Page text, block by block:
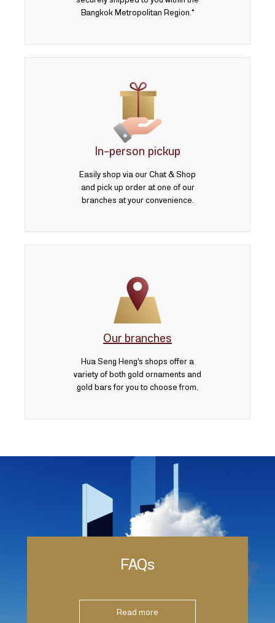
Bangkok Metropolitan Region.*
In-person pickup
Easily shop via our Chat & Shop
and pick up order at one of our
branches at your convenience.
Our branches
Hua Seng Heng’s shops offer a
variety of both gold ornaments and
gold bars for you to choose from.
FAQs
Read more